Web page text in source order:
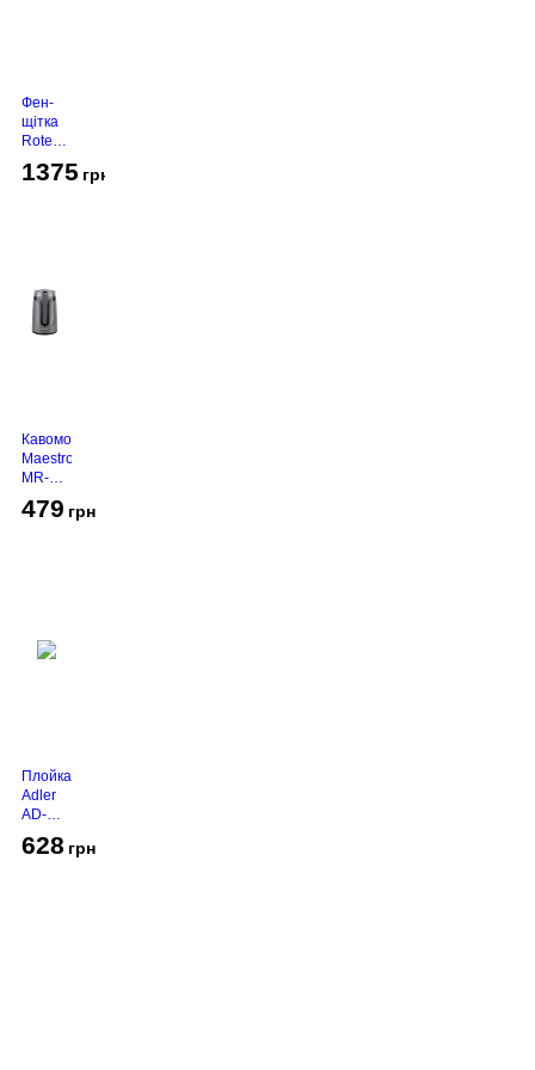
Фен-
щітка
Rotex
490-T
1375 грн
Кавомолка
Maestro
MR-
Grey
479 грн
Плойка
Adler
AD-
628 грн